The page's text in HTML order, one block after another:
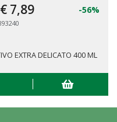
€ 7,89 -56%
EXTRA DELICATO 400 ML